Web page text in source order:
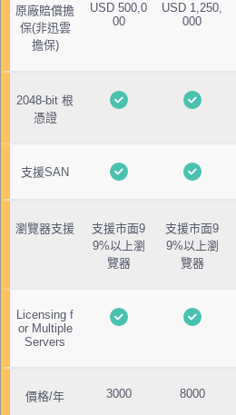
原廠賠償擔
保(非迅雲
擔保)
USD 500,0
00
USD 1,250,
000
2048-bit 根
憑證
支援SAN
瀏覽器支援
支援市面9
9%以上瀏
覽器
支援市面9
9%以上瀏
覽器
Licensing f
or Multiple
Servers
價格/年 3000 8000